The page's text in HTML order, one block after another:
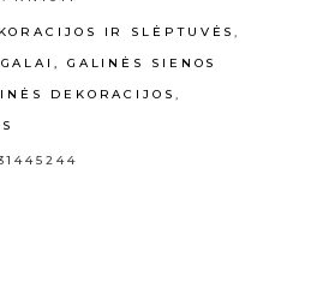
IR SLĖPTUVĖS,
GALINĖS SIENOS
DEKORACIJOS ,